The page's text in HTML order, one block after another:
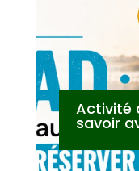
Activité
savoir